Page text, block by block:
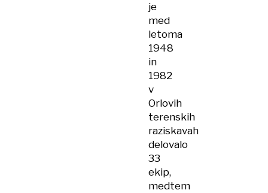
je
med
letoma
1948
in
1982
v
Orlovih
terenskih
raziskavah
delovalo
33
ekip,
medtem